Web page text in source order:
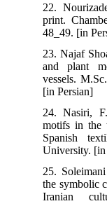
22.
23.
and
[in
24.
25.
the